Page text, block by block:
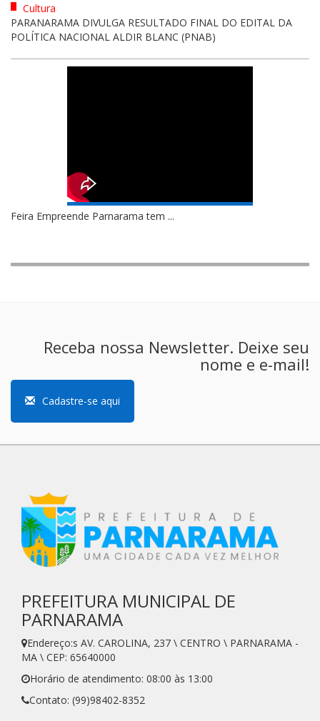
Cultura
PARANARAMA DIVULGA RESULTADO FINAL DO EDITAL DA
POLÍTICA NACIONAL ALDIR BLANC (PNAB)
Feira Empreende Parnarama tem ...
Receba nossa Newsletter. Deixe seu
nome e e-mail!
Cadastre-se aqui
PREFEITURA MUNICIPAL DE
PARNARAMA
Endereço:s AV. CAROLINA, 237 \ CENTRO \ PARNARAMA -
MA \ CEP: 65640000
Horário de atendimento: 08:00 às 13:00
Contato: (99)98402-8352